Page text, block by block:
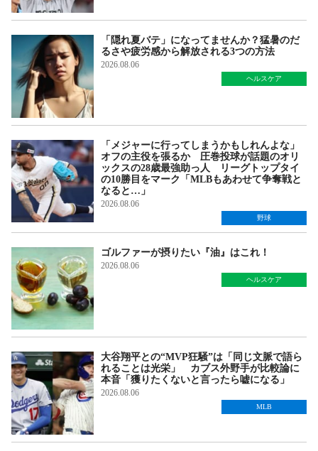
「隠れ夏バテ」になってませんか？猛暑のだ
るさや疲労感から解放される3つの方法
2026.08.06
ヘルスケア
「メジャーに行ってしまうかもしれんよな」
オフの主役を張るか 圧巻投球が話題のオリ
ックスの28歳最強助っ人 リーグトップタイ
の10勝目をマーク「MLBもあわせて争奪戦と
なると…」
2026.08.06
野球
ゴルファーが摂りたい『油』はこれ！
2026.08.06
ヘルスケア
大谷翔平との“MVP狂騒”は「同じ文脈で語ら
れることは光栄」 カブス外野手が比較論に
本音「獲りたくないと言ったら嘘になる」
2026.08.06
MLB